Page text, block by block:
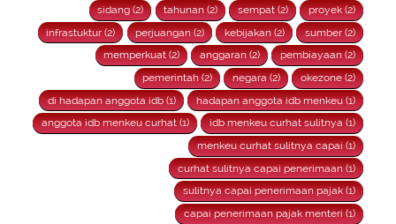
sidang (2)
tahunan (2) sempat (2)
proyek (2)
infrastuktur (2)
perjuangan (2) kebijakan (2)
sumber (2)
memperkuat (2)
anggaran (2)
pembiayaan (2)
pemerintah (2)
negara (2)
okezone (2)
di hadapan anggota idb (1)
hadapan anggota idb menkeu (1)
anggota idb menkeu curhat (1)
idb menkeu curhat sulitnya (1)
menkeu curhat sulitnya capai (1)
curhat sulitnya capai penerimaan (1)
sulitnya capai penerimaan pajak (1)
capai penerimaan pajak menteri (1)